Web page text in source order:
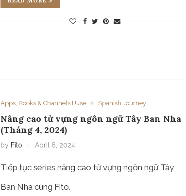
Apps, Books & Channels I Use Spanish Journey
Nâng cao từ vựng ngôn ngữ Tây Ban Nha
(Tháng 4, 2024)
by Fito April 6, 2024
Tiếp tục series nâng cao từ vựng ngôn ngữ Tây
Ban Nha cùng Fito.